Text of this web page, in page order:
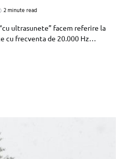
2 minute read
ultrasunete” facem referire la
cu frecventa de 20.000 Hz…